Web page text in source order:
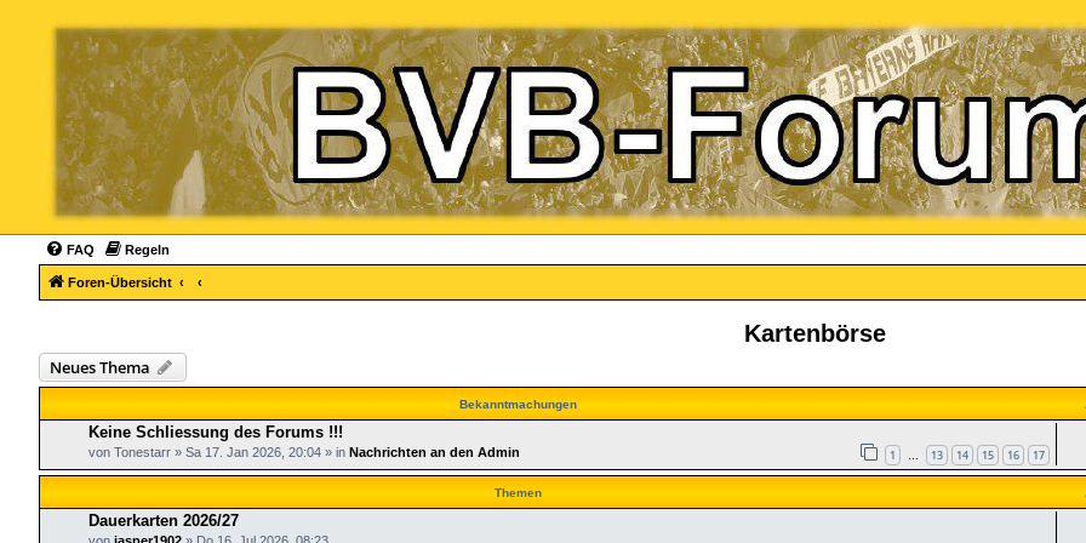
FAQ Regeln
Foren-Übersicht
Kartenbörse
Neues Thema
Bekanntmachungen
Keine Schliessung des Forums !!!
von Tonestarr » Sa 17. Jan 2026, 20:04 » in Nachrichten an den Admin 1 … 13 14 15 16 17
Themen
Dauerkarten 2026/27